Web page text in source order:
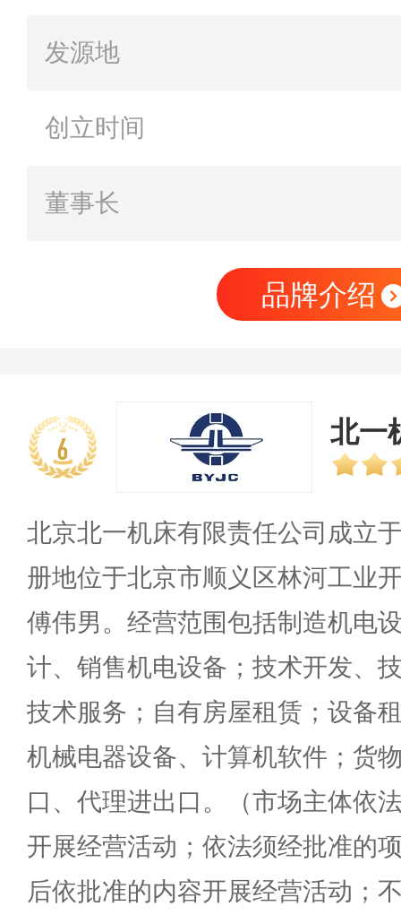
发源地
创立时间
董事长
品牌介绍
6 北一
北京北一机床有限责任公司成立
册地位于北京市顺义区林河工业
傅伟男。经营范围包括制造机电
计、销售机电设备；技术开发、
技术服务；自有房屋租赁；设备
机械电器设备、计算机软件；货
口、代理进出口。（市场主体依
开展经营活动；依法须经批准的
后依批准的内容开展经营活动；